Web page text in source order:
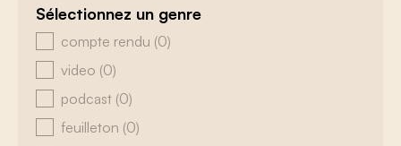
Sélectionnez un genre
zoeken - genre
compte rendu (0)
video (0)
podcast (0)
feuilleton (0)